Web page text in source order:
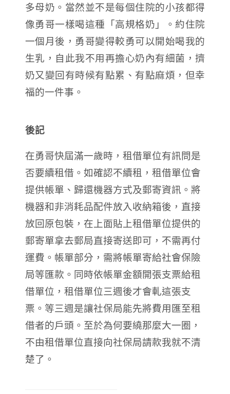
多母奶。當然並不是每個住院的小孩都得
像勇哥一樣喝這種「高規格奶」。約住院
一個月後，勇哥變得較勇可以開始喝我的
生乳，自此我不用再擔心奶內有細菌，擠
奶又變回有時候有點累、有點麻煩，但幸
福的一件事。
後記
在勇哥快屆滿一歲時，租借單位有訊問是
否要續租借。如確認不續租，租借單位會
提供帳單、歸還機器方式及郵寄資訊。將
機器和非消耗品配件放入收納箱後，直接
放回原包裝，在上面貼上租借單位提供的
郵寄單拿去郵局直接寄送即可，不需再付
運費。帳單部分，需將帳單寄給社會保險
局等匯款。同時依帳單金額開張支票給租
借單位，租借單位三週後才會軋這張支
票。等三週是讓社保局能先將費用匯至租
借者的戶頭。至於為何要繞那麼大一圈，
不由租借單位直接向社保局請款我就不清
楚了。